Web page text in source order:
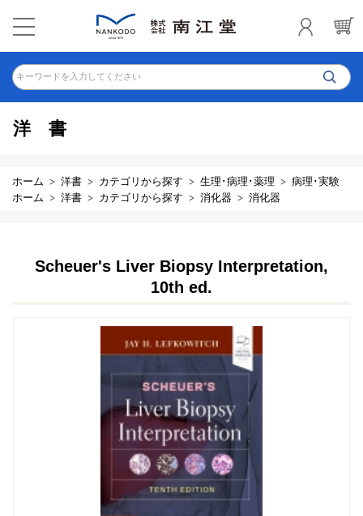
キーワードを入力してください
洋書
ホーム 洋書 カテゴリから探す 生理･病理･薬理
病理･実験
ホーム
洋書 カテゴリから探す 消化器 消化器
Scheuer's Liver Biopsy Interpretation,
10th ed.